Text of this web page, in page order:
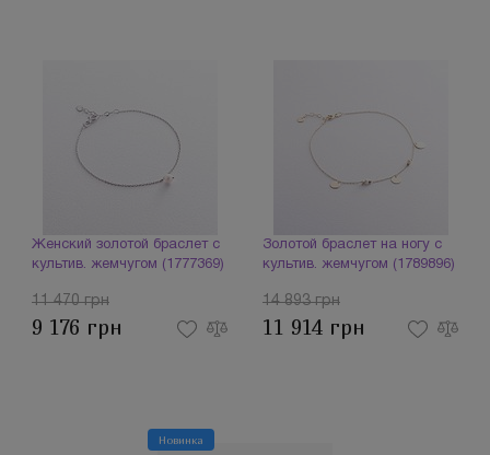
Женский золотой браслет с
культив. жемчугом (1777369)
11 470 грн
9 176 грн
Золотой браслет на ногу с
культив. жемчугом (1789896)
14 893 грн
11 914 грн
Новинка